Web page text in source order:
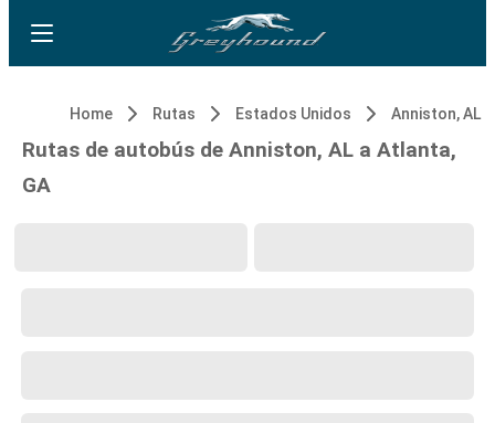
Home Rutas Estados Unidos Anniston, AL
Rutas de autobús de Anniston, AL a Atlanta,
GA